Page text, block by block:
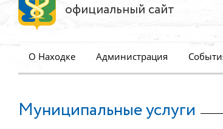
официальный сайт
О Находке Администрация
Муниципальные услуги